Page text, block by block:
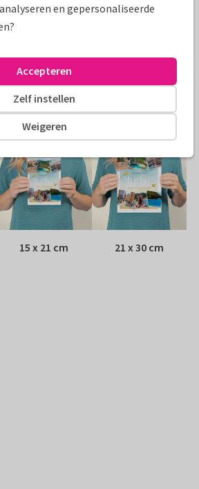
uit 6 luxe papiersoorten
de kaart
15 x 21 cm 21 x 30 cm
en gepersonaliseerde
Weigeren
Zelf instellen
Accepteren